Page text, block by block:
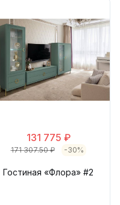
131 775 ₽
171 307.50 ₽ -30%
Гостиная «Флора» #2